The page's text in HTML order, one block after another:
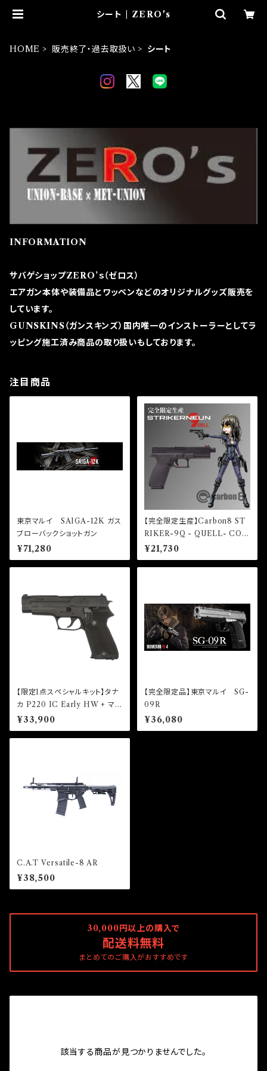
シート | ZERO's
HOME 販売終了・過去取扱い シート
INFORMATION
サバゲショップZERO’ｓ（ゼロス）
エアガン本体や装備品とワッペンなどのオリジナルグッズ販売を
しています。
GUNSKINS（ガンスキンズ）国内唯一のインストーラーとしてラ
ッピング施工済み商品の取り扱いもしております。
注目商品
東京マルイ SAIGA-12K ガス
ブローバックショットガン
¥71,280
【完全限定生産】Carbon8 ST
RIKER-9Q - QUELL- CO2
ブローバック
¥21,730
【限定1点スペシャルキット】タナ
カ P220 IC Early HW + マガ
ジン2本 キット
¥33,900
【完全限定品】東京マルイ SG-
09R
¥36,080
C.A.T Versatile-8 AR
¥38,500
30,000円以上の購入で
配送料無料
まとめてのご購入がおすすめです
該当する商品が見つかりませんでした。